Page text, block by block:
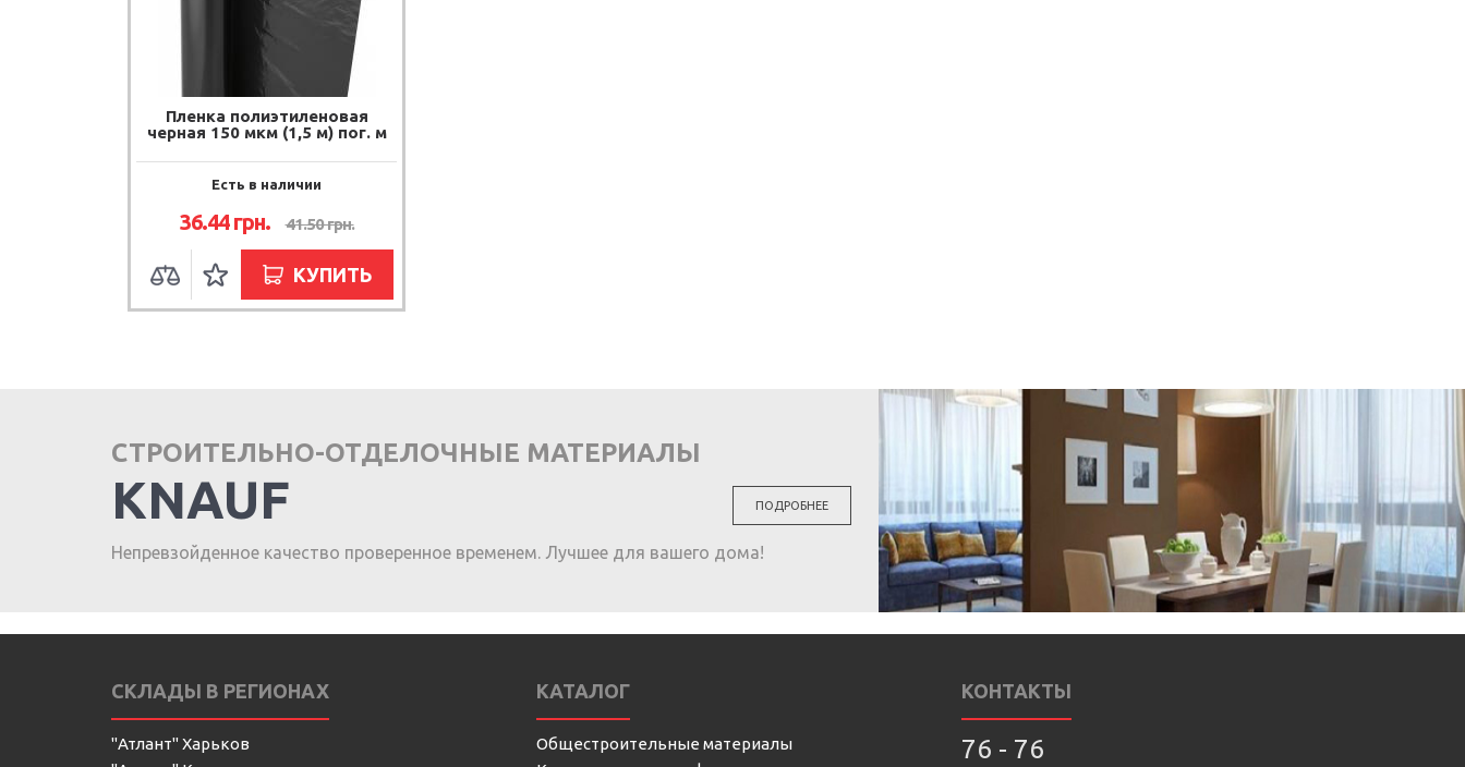
Пленка полиэтиленовая
черная 150 мкм (1,5 м) пог. м
Есть в наличии
36.44грн. 41.50грн.
КУПИТЬ
СТРОИТЕЛЬНО-ОТДЕЛОЧНЫЕ МАТЕРИАЛЫ
KNAUF
Непревзойденное качество проверенное временем. Лучшее для вашего дома!
ПОДРОБНЕЕ
СКЛАДЫ В РЕГИОНАХ
"Атлант" Харьков
КАТАЛОГ
Общестроительные материалы
КОНТАКТЫ
76 - 76